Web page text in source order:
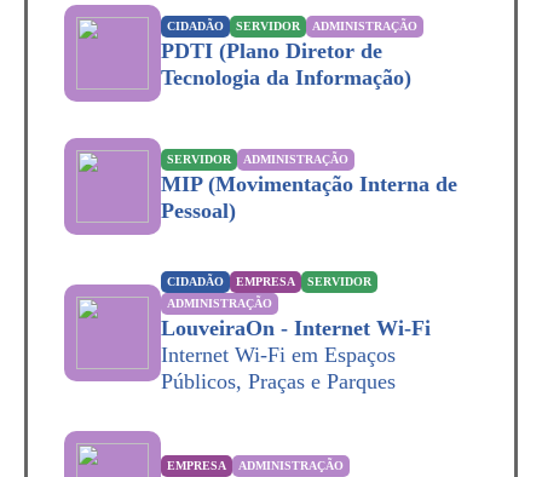
CIDADÃO SERVIDOR ADMINISTRAÇÃO
PDTI (Plano Diretor de
Tecnologia da Informação)
SERVIDOR ADMINISTRAÇÃO
MIP (Movimentação Interna de
Pessoal)
CIDADÃO EMPRESA
SERVIDOR
ADMINISTRAÇÃO
LouveiraOn - Internet Wi-Fi
Internet Wi-Fi em Espaços
Públicos, Praças e Parques
EMPRESA ADMINISTRAÇÃO